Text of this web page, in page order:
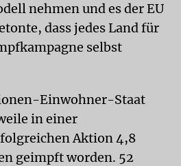
nehmen und es der EU
dass jedes Land für
selbst
Einwohner-Staat
in einer
Aktion 4,8
geimpft worden. 52